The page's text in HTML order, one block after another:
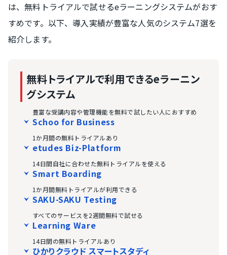
は、無料トライアルで試せるeラーニングシステムがおす
すめです。以下、導入実績が豊富な人気のシステム7選を
紹介します。
無料トライアルで利用できるeラーニン
グシステム
豊富な受講内容や管理機能を無料で試したい人におすすめ
Schoo for Business
1か月間の無料トライアルあり
etudes Biz-Platform
14日間自社に合わせた無料トライアルを使える
Smart Boarding
1か月間無料トライアルが利用できる
SAKU-SAKU Testing
すべてのサービスを2週間無料で試せる
Learning Ware
14日間の無料トライアルあり
ひかりクラウド スマートスタディ